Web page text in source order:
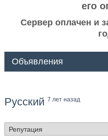
его
Сервер оплачен и
Объявления
Русский 7 лет назад